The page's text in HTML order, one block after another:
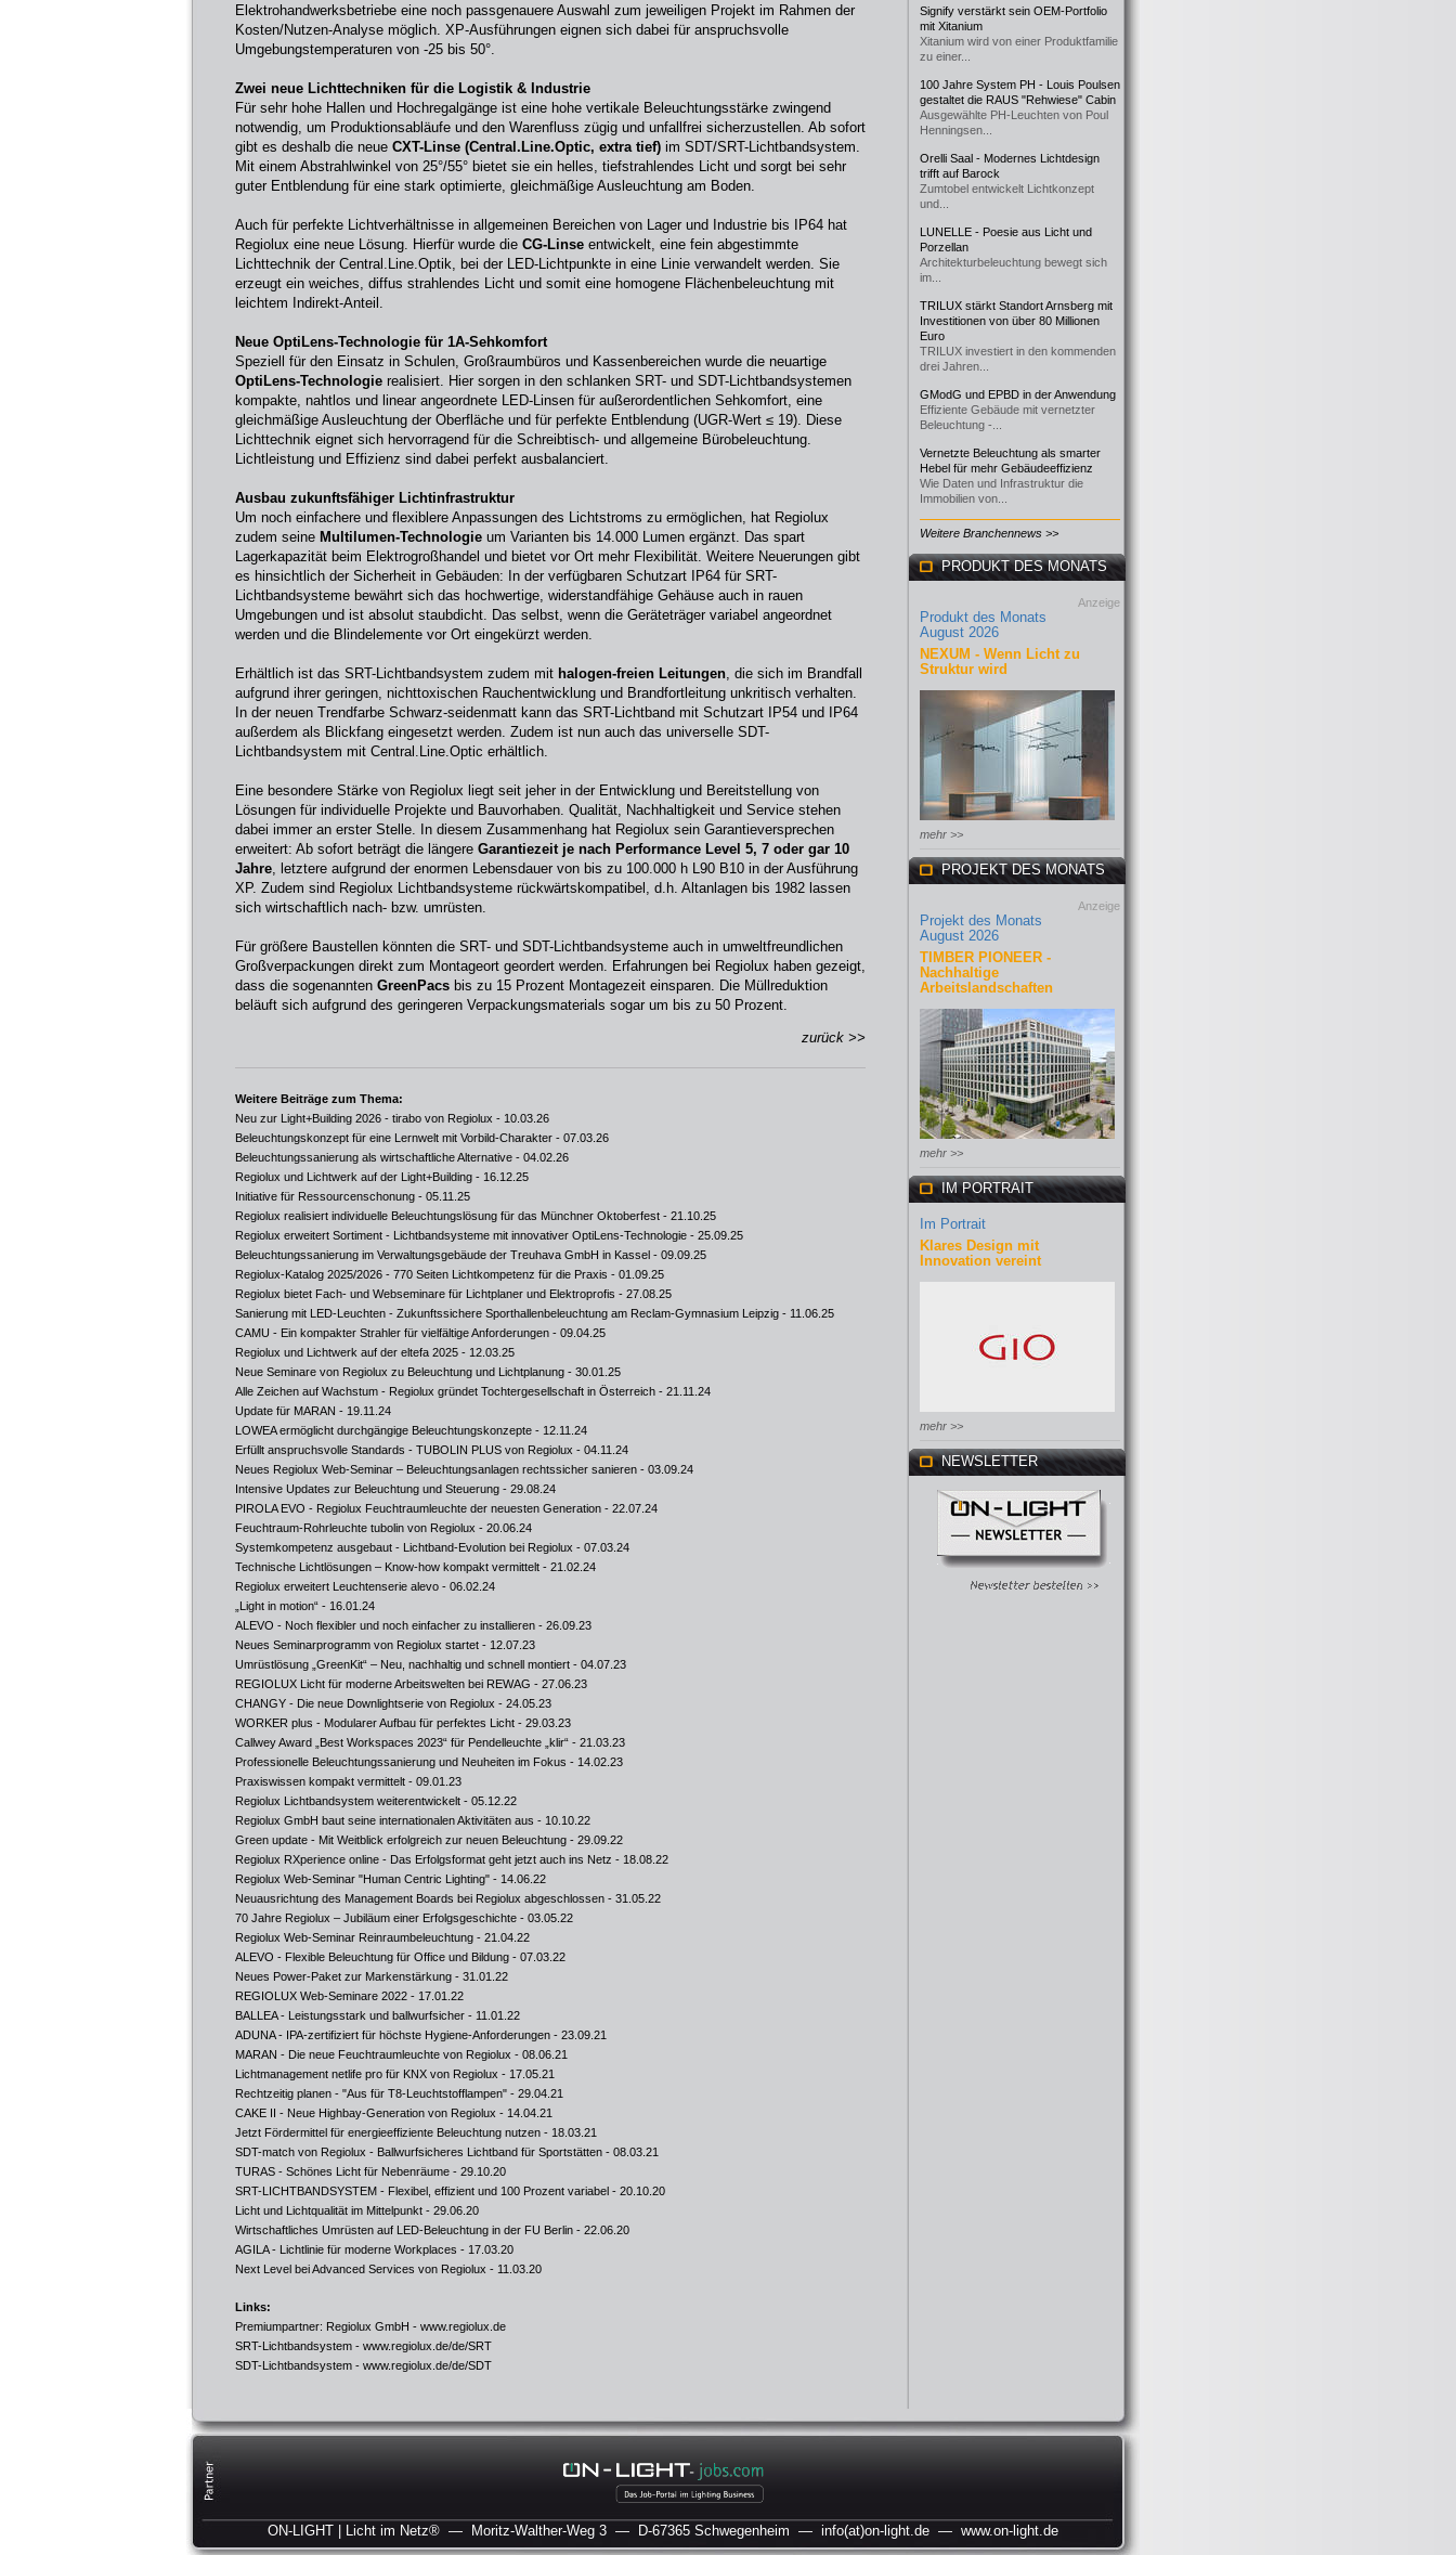
Elektrohandwerksbetriebe eine noch passgenauere Auswahl zum jeweiligen Projekt im Rahmen der
Kosten/Nutzen-Analyse möglich. XP-Ausführungen eignen sich dabei für anspruchsvolle
Umgebungstemperaturen von -25 bis 50°.
Zwei neue Lichttechniken für die Logistik & Industrie
Für sehr hohe Hallen und Hochregalgänge ist eine hohe vertikale Beleuchtungsstärke zwingend
notwendig, um Produktionsabläufe und den Warenfluss zügig und unfallfrei sicherzustellen. Ab sofort
gibt es deshalb die neue CXT-Linse (Central.Line.Optic, extra tief) im SDT/SRT-Lichtbandsystem.
Mit einem Abstrahlwinkel von 25°/55° bietet sie ein helles, tiefstrahlendes Licht und sorgt bei sehr
guter Entblendung für eine stark optimierte, gleichmäßige Ausleuchtung am Boden.
Auch für perfekte Lichtverhältnisse in allgemeinen Bereichen von Lager und Industrie bis IP64 hat
Regiolux eine neue Lösung. Hierfür wurde die CG-Linse entwickelt, eine fein abgestimmte
Lichttechnik der Central.Line.Optik, bei der LED-Lichtpunkte in eine Linie verwandelt werden. Sie
erzeugt ein weiches, diffus strahlendes Licht und somit eine homogene Flächenbeleuchtung mit
leichtem Indirekt-Anteil.
Neue OptiLens-Technologie für 1A-Sehkomfort
Speziell für den Einsatz in Schulen, Großraumbüros und Kassenbereichen wurde die neuartige
OptiLens-Technologie realisiert. Hier sorgen in den schlanken SRT- und SDT-Lichtbandsystemen
kompakte, nahtlos und linear angeordnete LED-Linsen für außerordentlichen Sehkomfort, eine
gleichmäßige Ausleuchtung der Oberfläche und für perfekte Entblendung (UGR-Wert ≤ 19). Diese
Lichttechnik eignet sich hervorragend für die Schreibtisch- und allgemeine Bürobeleuchtung.
Lichtleistung und Effizienz sind dabei perfekt ausbalanciert.
Ausbau zukunftsfähiger Lichtinfrastruktur
Um noch einfachere und flexiblere Anpassungen des Lichtstroms zu ermöglichen, hat Regiolux
zudem seine Multilumen-Technologie um Varianten bis 14.000 Lumen ergänzt. Das spart
Lagerkapazität beim Elektrogroßhandel und bietet vor Ort mehr Flexibilität. Weitere Neuerungen gibt
es hinsichtlich der Sicherheit in Gebäuden: In der verfügbaren Schutzart IP64 für SRT-
Lichtbandsysteme bewährt sich das hochwertige, widerstandfähige Gehäuse auch in rauen
Umgebungen und ist absolut staubdicht. Das selbst, wenn die Geräteträger variabel angeordnet
werden und die Blindelemente vor Ort eingekürzt werden.
Erhältlich ist das SRT-Lichtbandsystem zudem mit halogen-freien Leitungen, die sich im Brandfall
aufgrund ihrer geringen, nichttoxischen Rauchentwicklung und Brandfortleitung unkritisch verhalten.
In der neuen Trendfarbe Schwarz-seidenmatt kann das SRT-Lichtband mit Schutzart IP54 und IP64
außerdem als Blickfang eingesetzt werden. Zudem ist nun auch das universelle SDT-
Lichtbandsystem mit Central.Line.Optic erhältlich.
Eine besondere Stärke von Regiolux liegt seit jeher in der Entwicklung und Bereitstellung von
Lösungen für individuelle Projekte und Bauvorhaben. Qualität, Nachhaltigkeit und Service stehen
dabei immer an erster Stelle. In diesem Zusammenhang hat Regiolux sein Garantieversprechen
erweitert: Ab sofort beträgt die längere Garantiezeit je nach Performance Level 5, 7 oder gar 10
Jahre, letztere aufgrund der enormen Lebensdauer von bis zu 100.000 h L90 B10 in der Ausführung
XP. Zudem sind Regiolux Lichtbandsysteme rückwärtskompatibel, d.h. Altanlagen bis 1982 lassen
sich wirtschaftlich nach- bzw. umrüsten.
Für größere Baustellen könnten die SRT- und SDT-Lichtbandsysteme auch in umweltfreundlichen
Großverpackungen direkt zum Montageort geordert werden. Erfahrungen bei Regiolux haben gezeigt,
dass die sogenannten GreenPacs bis zu 15 Prozent Montagezeit einsparen. Die Müllreduktion
beläuft sich aufgrund des geringeren Verpackungsmaterials sogar um bis zu 50 Prozent.
zurück >>
Weitere Beiträge zum Thema:
Neu zur Light+Building 2026 - tirabo von Regiolux - 10.03.26
Beleuchtungskonzept für eine Lernwelt mit Vorbild-Charakter - 07.03.26
Beleuchtungssanierung als wirtschaftliche Alternative - 04.02.26
Regiolux und Lichtwerk auf der Light+Building - 16.12.25
Initiative für Ressourcenschonung - 05.11.25
Regiolux realisiert individuelle Beleuchtungslösung für das Münchner Oktoberfest - 21.10.25
Regiolux erweitert Sortiment - Lichtbandsysteme mit innovativer OptiLens-Technologie - 25.09.25
Beleuchtungssanierung im Verwaltungsgebäude der Treuhava GmbH in Kassel - 09.09.25
Regiolux-Katalog 2025/2026 - 770 Seiten Lichtkompetenz für die Praxis - 01.09.25
Regiolux bietet Fach- und Webseminare für Lichtplaner und Elektroprofis - 27.08.25
Sanierung mit LED-Leuchten - Zukunftssichere Sporthallenbeleuchtung am Reclam-Gymnasium Leipzig - 11.06.25
CAMU - Ein kompakter Strahler für vielfältige Anforderungen - 09.04.25
Regiolux und Lichtwerk auf der eltefa 2025 - 12.03.25
Neue Seminare von Regiolux zu Beleuchtung und Lichtplanung - 30.01.25
Alle Zeichen auf Wachstum - Regiolux gründet Tochtergesellschaft in Österreich - 21.11.24
Update für MARAN - 19.11.24
LOWEA ermöglicht durchgängige Beleuchtungskonzepte - 12.11.24
Erfüllt anspruchsvolle Standards - TUBOLIN PLUS von Regiolux - 04.11.24
Neues Regiolux Web-Seminar – Beleuchtungsanlagen rechtssicher sanieren - 03.09.24
Intensive Updates zur Beleuchtung und Steuerung - 29.08.24
PIROLA EVO - Regiolux Feuchtraumleuchte der neuesten Generation - 22.07.24
Feuchtraum-Rohrleuchte tubolin von Regiolux - 20.06.24
Systemkompetenz ausgebaut - Lichtband-Evolution bei Regiolux - 07.03.24
Technische Lichtlösungen – Know-how kompakt vermittelt - 21.02.24
Regiolux erweitert Leuchtenserie alevo - 06.02.24
„Light in motion“ - 16.01.24
ALEVO - Noch flexibler und noch einfacher zu installieren - 26.09.23
Neues Seminarprogramm von Regiolux startet - 12.07.23
Umrüstlösung „GreenKit“ – Neu, nachhaltig und schnell montiert - 04.07.23
REGIOLUX Licht für moderne Arbeitswelten bei REWAG - 27.06.23
CHANGY - Die neue Downlightserie von Regiolux - 24.05.23
WORKER plus - Modularer Aufbau für perfektes Licht - 29.03.23
Callwey Award „Best Workspaces 2023“ für Pendelleuchte „klir“ - 21.03.23
Professionelle Beleuchtungssanierung und Neuheiten im Fokus - 14.02.23
Praxiswissen kompakt vermittelt - 09.01.23
Regiolux Lichtbandsystem weiterentwickelt - 05.12.22
Regiolux GmbH baut seine internationalen Aktivitäten aus - 10.10.22
Green update - Mit Weitblick erfolgreich zur neuen Beleuchtung - 29.09.22
Regiolux RXperience online - Das Erfolgsformat geht jetzt auch ins Netz - 18.08.22
Regiolux Web-Seminar "Human Centric Lighting" - 14.06.22
Neuausrichtung des Management Boards bei Regiolux abgeschlossen - 31.05.22
70 Jahre Regiolux – Jubiläum einer Erfolgsgeschichte - 03.05.22
Regiolux Web-Seminar Reinraumbeleuchtung - 21.04.22
ALEVO - Flexible Beleuchtung für Office und Bildung - 07.03.22
Neues Power-Paket zur Markenstärkung - 31.01.22
REGIOLUX Web-Seminare 2022 - 17.01.22
BALLEA - Leistungsstark und ballwurfsicher - 11.01.22
ADUNA - IPA-zertifiziert für höchste Hygiene-Anforderungen - 23.09.21
MARAN - Die neue Feuchtraumleuchte von Regiolux - 08.06.21
Lichtmanagement netlife pro für KNX von Regiolux - 17.05.21
Rechtzeitig planen - "Aus für T8-Leuchtstofflampen" - 29.04.21
CAKE II - Neue Highbay-Generation von Regiolux - 14.04.21
Jetzt Fördermittel für energieeffiziente Beleuchtung nutzen - 18.03.21
SDT-match von Regiolux - Ballwurfsicheres Lichtband für Sportstätten - 08.03.21
TURAS - Schönes Licht für Nebenräume - 29.10.20
SRT-LICHTBANDSYSTEM - Flexibel, effizient und 100 Prozent variabel - 20.10.20
Licht und Lichtqualität im Mittelpunkt - 29.06.20
Wirtschaftliches Umrüsten auf LED-Beleuchtung in der FU Berlin - 22.06.20
AGILA - Lichtlinie für moderne Workplaces - 17.03.20
Next Level bei Advanced Services von Regiolux - 11.03.20
Links:
Premiumpartner: Regiolux GmbH - www.regiolux.de
SRT-Lichtbandsystem - www.regiolux.de/de/SRT
SDT-Lichtbandsystem - www.regiolux.de/de/SDT
Signify verstärkt sein OEM-Portfolio
mit Xitanium
Xitanium wird von einer Produktfamilie
zu einer...
100 Jahre System PH - Louis Poulsen
gestaltet die RAUS "Rehwiese" Cabin
Ausgewählte PH-Leuchten von Poul
Henningsen...
Orelli Saal - Modernes Lichtdesign
trifft auf Barock
Zumtobel entwickelt Lichtkonzept
und...
LUNELLE - Poesie aus Licht und
Porzellan
Architekturbeleuchtung bewegt sich
im...
TRILUX stärkt Standort Arnsberg mit
Investitionen von über 80 Millionen
Euro
TRILUX investiert in den kommenden
drei Jahren...
GModG und EPBD in der Anwendung
Effiziente Gebäude mit vernetzter
Beleuchtung -...
Vernetzte Beleuchtung als smarter
Hebel für mehr Gebäudeeffizienz
Wie Daten und Infrastruktur die
Immobilien von...
Weitere Branchennews >>
PRODUKT DES MONATS
Anzeige
Produkt des Monats
August 2026
NEXUM - Wenn Licht zu
Struktur wird
mehr >>
PROJEKT DES MONATS
Anzeige
Projekt des Monats
August 2026
TIMBER PIONEER -
Nachhaltige
Arbeitslandschaften
mehr >>
IM PORTRAIT
Im Portrait
Klares Design mit
Innovation vereint
mehr >>
NEWSLETTER
ON-LIGHT | Licht im Netz® — Moritz-Walther-Weg 3 — D-67365 Schwegenheim — info(at)on-light.de — www.on-light.de